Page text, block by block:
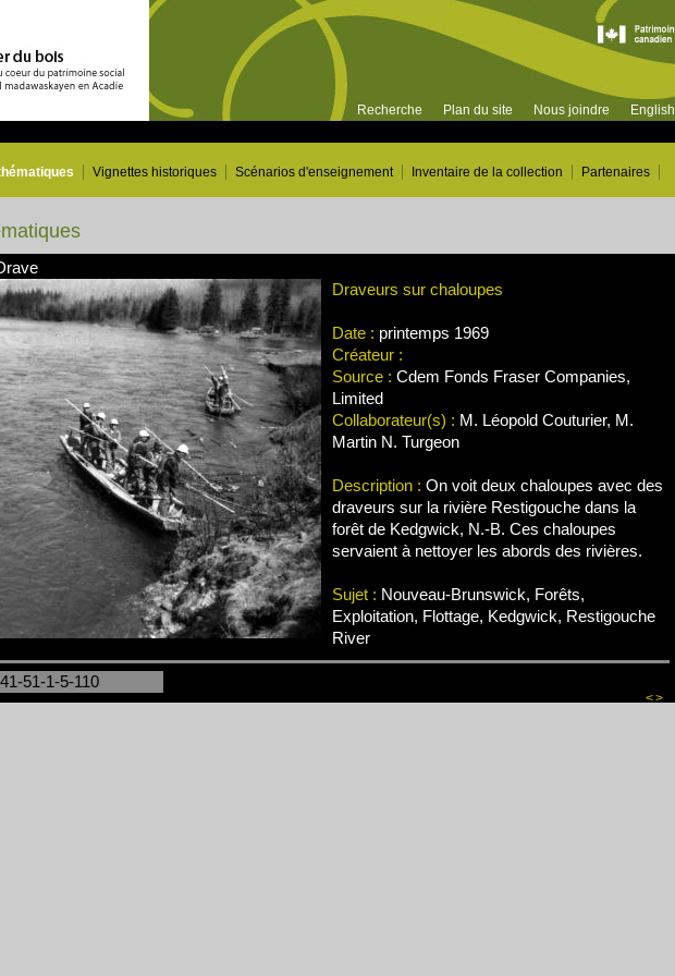
Recherche Plan du site Nous joindre English
Vignettes historiques Scénarios d'enseignement Inventaire de la collection Partenaires
Draveurs sur chaloupes
Date : printemps 1969
Créateur :
Source : Cdem Fonds Fraser Companies,
Limited
Collaborateur(s) : M. Léopold Couturier, M.
Martin N. Turgeon
Description : On voit deux chaloupes avec des
draveurs sur la rivière Restigouche dans la
forêt de Kedgwick, N.-B. Ces chaloupes
servaient à nettoyer les abords des rivières.
Sujet : Nouveau-Brunswick, Forêts,
Exploitation, Flottage, Kedgwick, Restigouche
River
41-51-1-5-110
<>